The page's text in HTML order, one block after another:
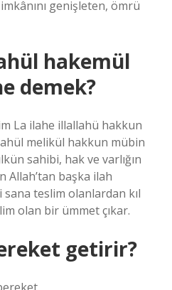
genişleten, ömrü
hakemül
demek?
La ilahe illallahü hakkun
melikül hakkun mübin
sahibi, hak ve varlığın
Allah’tan başka ilah
teslim olanlardan kıl
olan bir ümmet çıkar.
getirir?